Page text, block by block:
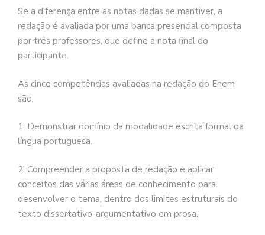
Se a diferença entre as notas dadas se mantiver, a
redação é avaliada por uma banca presencial composta
por três professores, que define a nota final do
participante.
As cinco competências avaliadas na redação do Enem
são:
1: Demonstrar domínio da modalidade escrita formal da
língua portuguesa.
2: Compreender a proposta de redação e aplicar
conceitos das várias áreas de conhecimento para
desenvolver o tema, dentro dos limites estruturais do
texto dissertativo-argumentativo em prosa.